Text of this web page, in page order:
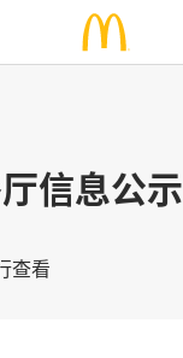
信息公示
查看